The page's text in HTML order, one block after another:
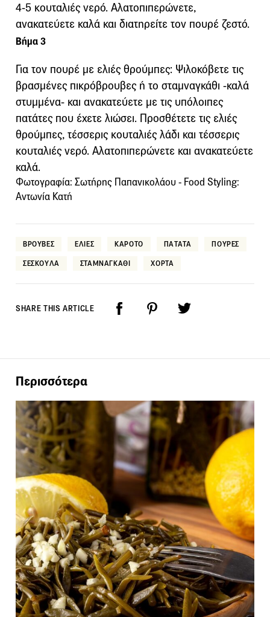
4-5 κουταλιές νερό. Αλατοπιπερώνετε,
ανακατεύετε καλά και διατηρείτε τον πουρέ ζεστό.
Βήμα 3
Για τον πουρέ με ελιές θρούμπες: Ψιλοκόβετε τις
βρασμένες πικρόβρουβες ή το σταμναγκάθι -καλά
στυμμένα- και ανακατεύετε με τις υπόλοιπες
πατάτες που έχετε λιώσει. Προσθέτετε τις ελιές
θρούμπες, τέσσερις κουταλιές λάδι και τέσσερις
κουταλιές νερό. Αλατοπιπερώνετε και ανακατεύετε
καλά.
Φωτογραφία: Σωτήρης Παπανικολάου - Food Styling:
Αντωνία Κατή
ΒΡΟΥΒΕΣ ΕΛΙΕΣ ΚΑΡΟΤΟ ΠΑΤΑΤΑ ΠΟΥΡΕΣ
ΣΕΣΚΟΥΛΑ ΣΤΑΜΝΑΓΚΑΘΙ ΧΟΡΤΑ
SHARE THIS ARTICLE
Περισσότερα